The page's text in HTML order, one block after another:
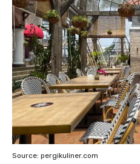
Source: pergikuliner.com